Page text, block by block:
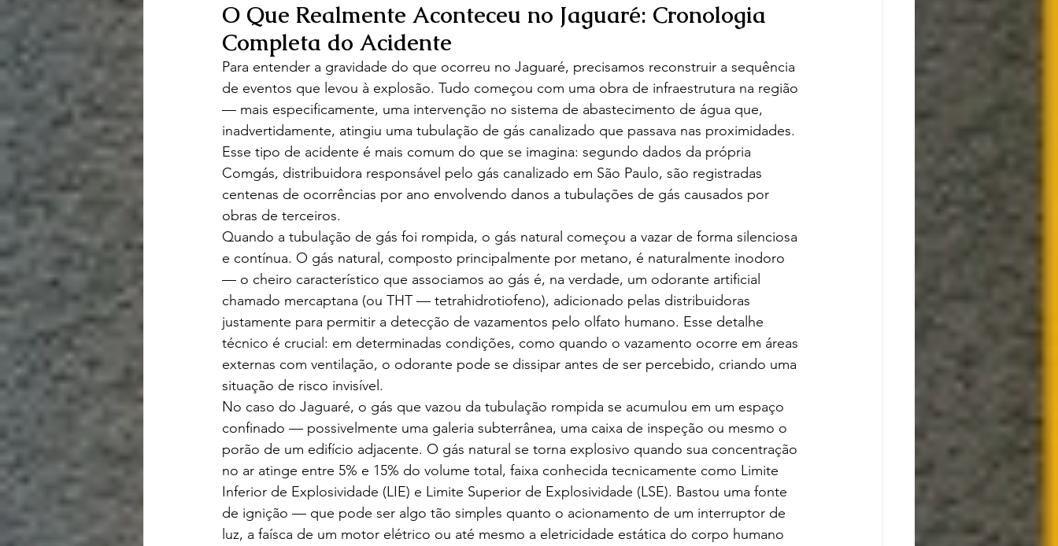
O Que Realmente Aconteceu no Jaguaré: Cronologia
Completa do Acidente
Para entender a gravidade do que ocorreu no Jaguaré, precisamos reconstruir a sequência
de eventos que levou à explosão. Tudo começou com uma obra de infraestrutura na região
— mais especificamente, uma intervenção no sistema de abastecimento de água que,
inadvertidamente, atingiu uma tubulação de gás canalizado que passava nas proximidades.
Esse tipo de acidente é mais comum do que se imagina: segundo dados da própria
Comgás, distribuidora responsável pelo gás canalizado em São Paulo, são registradas
centenas de ocorrências por ano envolvendo danos a tubulações de gás causados por
obras de terceiros.
Quando a tubulação de gás foi rompida, o gás natural começou a vazar de forma silenciosa
e contínua. O gás natural, composto principalmente por metano, é naturalmente inodoro
— o cheiro característico que associamos ao gás é, na verdade, um odorante artificial
chamado mercaptana (ou THT — tetrahidrotiofeno), adicionado pelas distribuidoras
justamente para permitir a detecção de vazamentos pelo olfato humano. Esse detalhe
técnico é crucial: em determinadas condições, como quando o vazamento ocorre em áreas
externas com ventilação, o odorante pode se dissipar antes de ser percebido, criando uma
situação de risco invisível.
No caso do Jaguaré, o gás que vazou da tubulação rompida se acumulou em um espaço
confinado — possivelmente uma galeria subterrânea, uma caixa de inspeção ou mesmo o
porão de um edifício adjacente. O gás natural se torna explosivo quando sua concentração
no ar atinge entre 5% e 15% do volume total, faixa conhecida tecnicamente como Limite
Inferior de Explosividade (LIE) e Limite Superior de Explosividade (LSE). Bastou uma fonte
de ignição — que pode ser algo tão simples quanto o acionamento de um interruptor de
luz, a faísca de um motor elétrico ou até mesmo a eletricidade estática do corpo humano